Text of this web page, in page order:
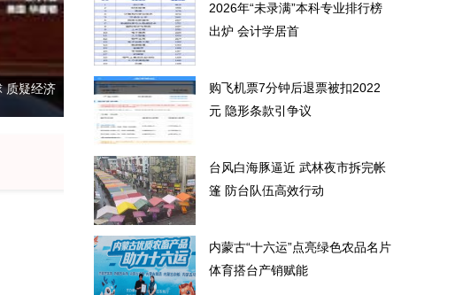
本科专业排行榜出炉 会计学居首
质疑经济
2026年“未录满”本科专业排行榜
出炉 会计学居首
购飞机票7分钟后退票被扣2022
元 隐形条款引争议
台风白海豚逼近 武林夜市拆完帐
篷 防台队伍高效行动
内蒙古“十六运”点亮绿色农品名片
体育搭台产销赋能